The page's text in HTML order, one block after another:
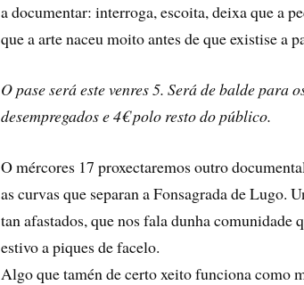
a documentar: interroga, escoita, deixa que a
que a arte naceu moito antes de que existise a
O pase será este venres 5. Será de balde para
desempregados e 4€ polo resto do público.
O mércores 17 proxectaremos outro
as curvas que separan a Fonsagrada de Lugo.
tan afastados, que nos fala dunha comunidade
estivo a piques de facelo.
Algo que tamén de certo xeito funciona como